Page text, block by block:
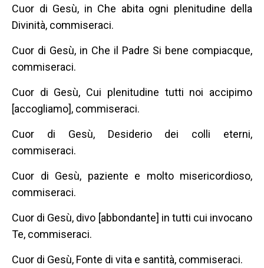
Cuor di Gesù, in Che abita ogni plenitudine della
Divinità, commiseraci.
Cuor di Gesù, in Che il Padre Si bene compiacque,
commiseraci.
Cuor di Gesù, Cui plenitudine tutti noi accipimo
[accogliamo], commiseraci.
Cuor di Gesù, Desiderio dei colli eterni,
commiseraci.
Cuor di Gesù, paziente e molto misericordioso,
commiseraci.
Cuor di Gesù, divo [abbondante] in tutti cui invocano
Te, commiseraci.
Cuor di Gesù, Fonte di vita e santità, commiseraci.